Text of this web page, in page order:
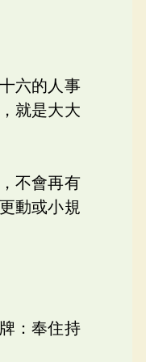
六的人事
就是大大
不會再有
動或小規
：奉住持